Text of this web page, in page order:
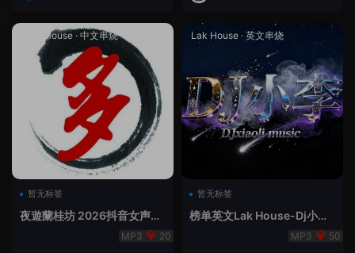
Prog House · 中文串烧
暂无标签
夜遊蘭桂坊 2026抖音女声整
合（DJ多多DJ尾巴）
20
Lak House · 英文串烧
暂无标签
榜单英文Lak House-Dj小李
50